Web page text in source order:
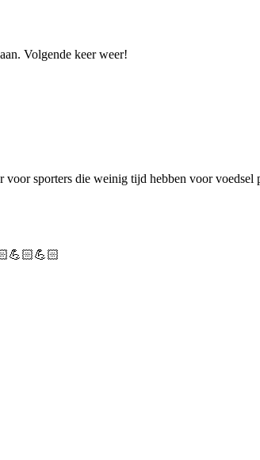
Volgende keer weer!
sporters die weinig tijd hebben voor voedsel